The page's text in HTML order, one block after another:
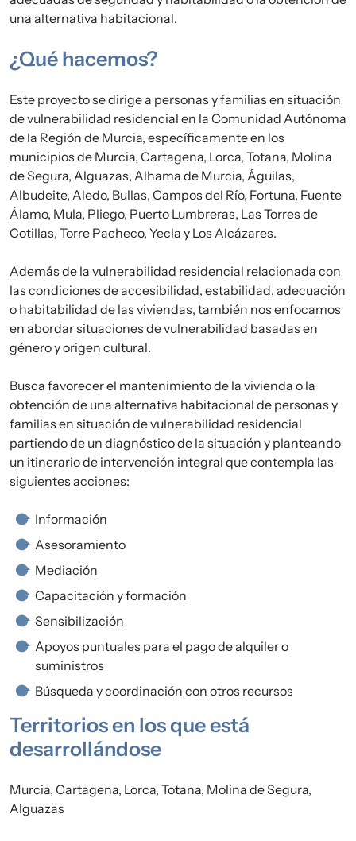
una alternativa habitacional.
¿Qué hacemos?
Este proyecto se dirige a personas y familias en situación
de vulnerabilidad residencial en la Comunidad Autónoma
de la Región de Murcia, específicamente en los
municipios de Murcia, Cartagena, Lorca, Totana, Molina
de Segura, Alguazas, Alhama de Murcia, Águilas,
Albudeite, Aledo, Bullas, Campos del Río, Fortuna, Fuente
Álamo, Mula, Pliego, Puerto Lumbreras, Las Torres de
Cotillas, Torre Pacheco, Yecla y Los Alcázares.
Además de la vulnerabilidad residencial relacionada con
las condiciones de accesibilidad, estabilidad, adecuación
o habitabilidad de las viviendas, también nos enfocamos
en abordar situaciones de vulnerabilidad basadas en
género y origen cultural.
Busca favorecer el mantenimiento de la vivienda o la
obtención de una alternativa habitacional de personas y
familias en situación de vulnerabilidad residencial
partiendo de un diagnóstico de la situación y planteando
un itinerario de intervención integral que contempla las
siguientes acciones:
Información
Asesoramiento
Mediación
Capacitación y formación
Sensibilización
Apoyos puntuales para el pago de alquiler o
suministros
Búsqueda y coordinación con otros recursos
Territorios en los que está
desarrollándose
Murcia, Cartagena, Lorca, Totana, Molina de Segura,
Alguazas